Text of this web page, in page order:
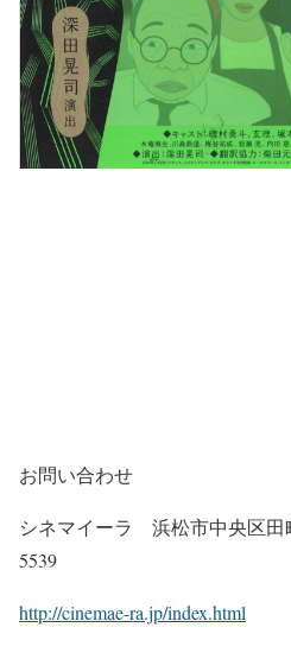
お問い合わせ
シネマイーラ 浜松市中央区田
5539
http://cinemae-ra.jp/index.html